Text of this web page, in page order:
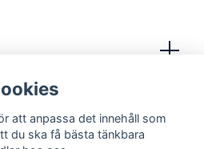
Kontakt
att anpassa det innehåll som
du ska få bästa tänkbara